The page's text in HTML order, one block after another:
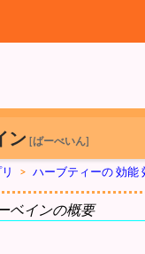
ン [ばーべいん]
> ハーブティーの 効能
ベインの概要